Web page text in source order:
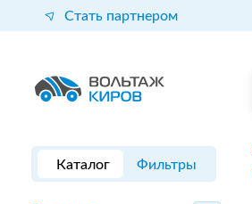
Стать партнером
Каталог Фильтры